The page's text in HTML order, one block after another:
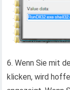
6. Wenn Sie mit
klicken, wird